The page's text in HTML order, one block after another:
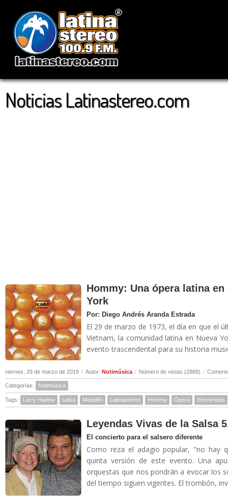
Noticias Latinastereo.com
Hommy: Una ópera latina
York
Por: Diego Andrés Aranda Estrada
El 29 de marzo de 1973, el día en que el
Vietnam, la comunidad latina en Nueva
evento trascendental para su historia
viernes, 29 de marzo de 2019 / Autor: Notimúsica / Número de vistas (2888) /
Categorías: Notimúsica
Tags: Larry Harlow salsa Medellín Latinastereo Hommy Ópera Efemérides
Leyendas Vivas de la Salsa
El concierto para el salsero diferente
Como reza el adagio popular, "no hay
quinta versión de este evento. Una
orquestas que nos pondrán a evocar los
del tiempo siguen vigentes. El trombón,